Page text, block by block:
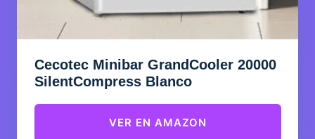
Cecotec Minibar GrandCooler 20000
SilentCompress Blanco
VER EN AMAZON